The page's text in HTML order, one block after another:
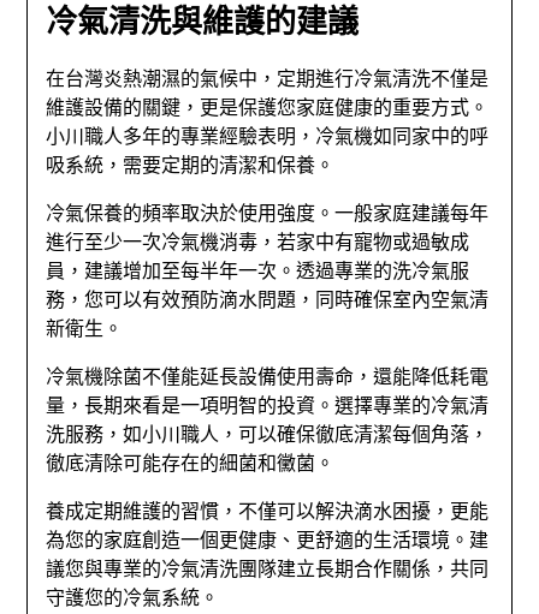
冷氣清洗與維護的建議
在台灣炎熱潮濕的氣候中，定期進行冷氣清洗不僅是
維護設備的關鍵，更是保護您家庭健康的重要方式。
小川職人多年的專業經驗表明，冷氣機如同家中的呼
吸系統，需要定期的清潔和保養。
冷氣保養的頻率取決於使用強度。一般家庭建議每年
進行至少一次冷氣機消毒，若家中有寵物或過敏成
員，建議增加至每半年一次。透過專業的洗冷氣服
務，您可以有效預防滴水問題，同時確保室內空氣清
新衛生。
冷氣機除菌不僅能延長設備使用壽命，還能降低耗電
量，長期來看是一項明智的投資。選擇專業的冷氣清
洗服務，如小川職人，可以確保徹底清潔每個角落，
徹底清除可能存在的細菌和黴菌。
養成定期維護的習慣，不僅可以解決滴水困擾，更能
為您的家庭創造一個更健康、更舒適的生活環境。建
議您與專業的冷氣清洗團隊建立長期合作關係，共同
守護您的冷氣系統。